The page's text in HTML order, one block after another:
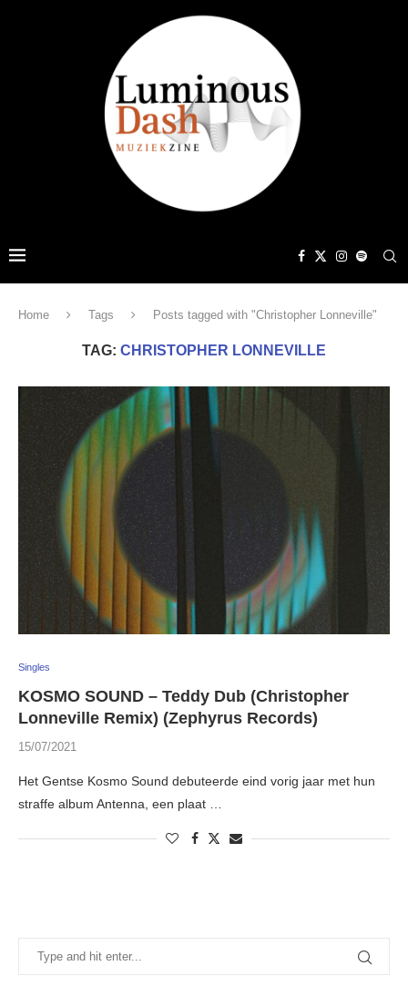
Home Tags Posts tagged with "Christopher Lonneville"
TAG: CHRISTOPHER LONNEVILLE
Singles
KOSMO SOUND – Teddy Dub (Christopher
Lonneville Remix) (Zephyrus Records)
15/07/2021
Het Gentse Kosmo Sound debuteerde eind vorig jaar met hun
straffe album Antenna, een plaat …